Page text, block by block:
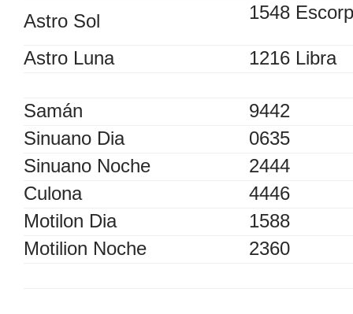
Astro Sol
1548
Astro Luna 1216 Libra
Samán
9442
Sinuano Dia
0635
Sinuano Noche
2444
Culona
4446
Motilon Dia
1588
Motilion Noche
2360